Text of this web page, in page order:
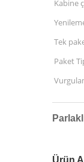
Kabine
Tek
Paket
Ürün